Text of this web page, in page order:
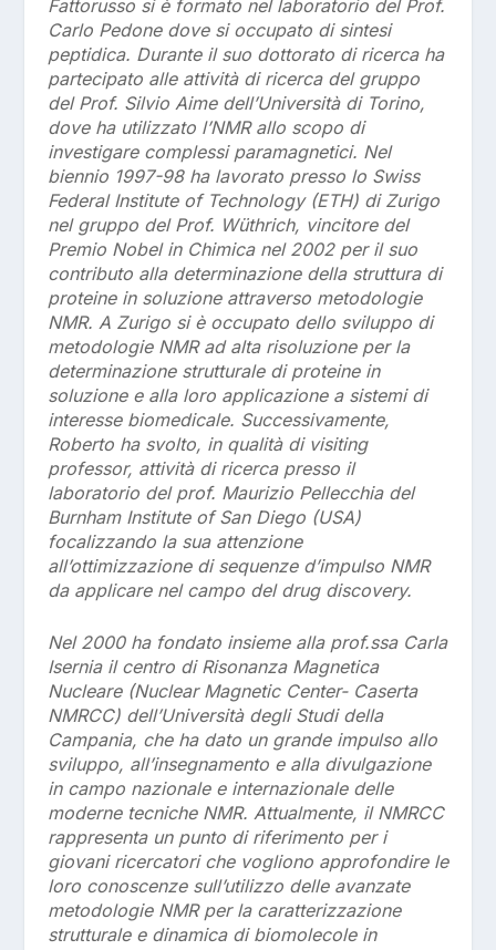
Fattorusso si è formato nel laboratorio del Prof.
Carlo Pedone dove si occupato di sintesi
peptidica. Durante il suo dottorato di ricerca ha
partecipato alle attività di ricerca del gruppo
del Prof. Silvio Aime dell’Università di Torino,
dove ha utilizzato l’NMR allo scopo di
investigare complessi paramagnetici. Nel
biennio 1997-98 ha lavorato presso lo Swiss
Federal Institute of Technology (ETH) di Zurigo
nel gruppo del Prof. Wüthrich, vincitore del
Premio Nobel in Chimica nel 2002 per il suo
contributo alla determinazione della struttura di
proteine in soluzione attraverso metodologie
NMR. A Zurigo si è occupato dello sviluppo di
metodologie NMR ad alta risoluzione per la
determinazione strutturale di proteine in
soluzione e alla loro applicazione a sistemi di
interesse biomedicale. Successivamente,
Roberto ha svolto, in qualità di visiting
professor, attività di ricerca presso il
laboratorio del prof. Maurizio Pellecchia del
Burnham Institute of San Diego (USA)
focalizzando la sua attenzione
all’ottimizzazione di sequenze d’impulso NMR
da applicare nel campo del drug discovery.
Nel 2000 ha fondato insieme alla prof.ssa Carla
Isernia il centro di Risonanza Magnetica
Nucleare (Nuclear Magnetic Center- Caserta
NMRCC) dell’Università degli Studi della
Campania, che ha dato un grande impulso allo
sviluppo, all’insegnamento e alla divulgazione
in campo nazionale e internazionale delle
moderne tecniche NMR. Attualmente, il NMRCC
rappresenta un punto di riferimento per i
giovani ricercatori che vogliono approfondire le
loro conoscenze sull’utilizzo delle avanzate
metodologie NMR per la caratterizzazione
strutturale e dinamica di biomolecole in